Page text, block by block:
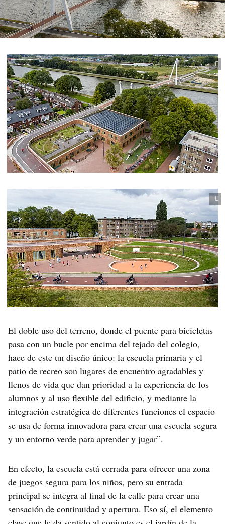
El doble uso del terreno, donde el puente para bicicletas
pasa con un bucle por encima del tejado del colegio,
hace de este un diseño único: la escuela primaria y el
patio de recreo son lugares de encuentro agradables y
llenos de vida que dan prioridad a la experiencia de los
alumnos y al uso flexible del edificio, y mediante la
integración estratégica de diferentes funciones el espacio
se usa de forma innovadora para crear una escuela segura
y un entorno verde para aprender y jugar”.
En efecto, la escuela está cerrada para ofrecer una zona
de juegos segura para los niños, pero su entrada
principal se integra al final de la calle para crear una
sensación de continuidad y apertura. Eso sí, el elemento